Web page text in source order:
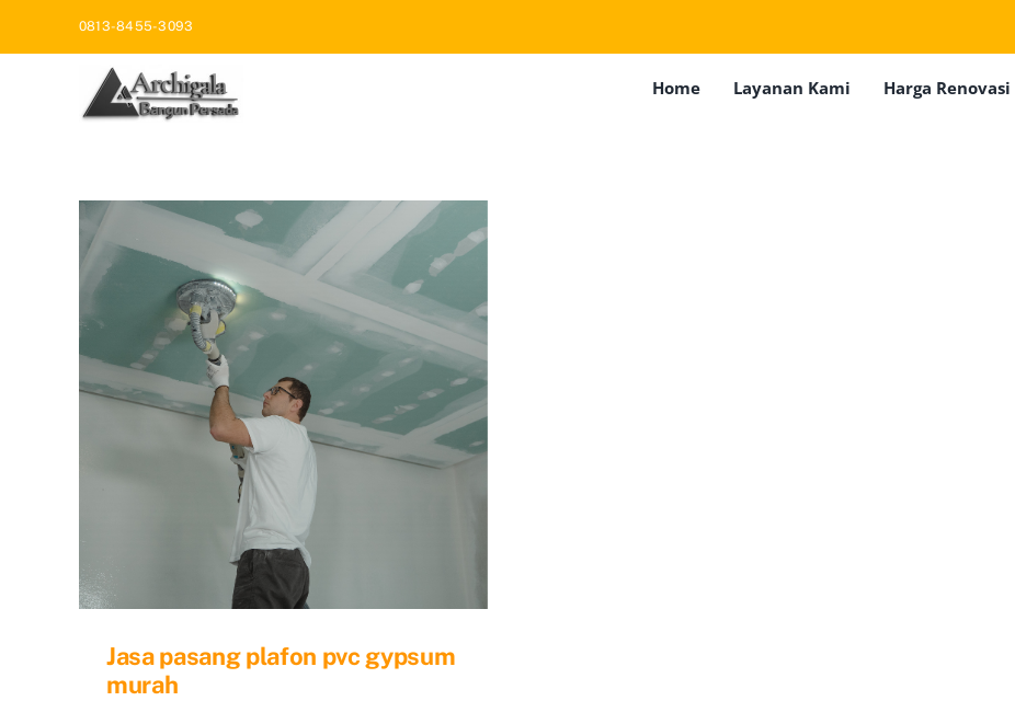
0813-8455-3093
Home Layanan Kami Harga Renovasi
Jasa pasang plafon pvc gypsum
murah